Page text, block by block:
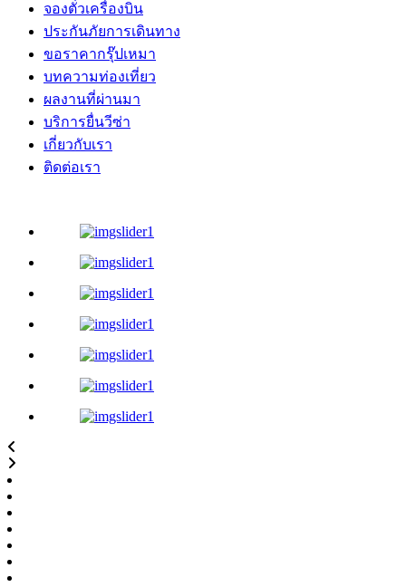
จองตั๋วเครื่องบิน
ประกันภัยการเดินทาง
ขอราคากรุ๊ปเหมา
บทความท่องเที่ยว
ผลงานที่ผ่านมา
บริการยื่นวีซ่า
เกี่ยวกับเรา
ติดต่อเรา